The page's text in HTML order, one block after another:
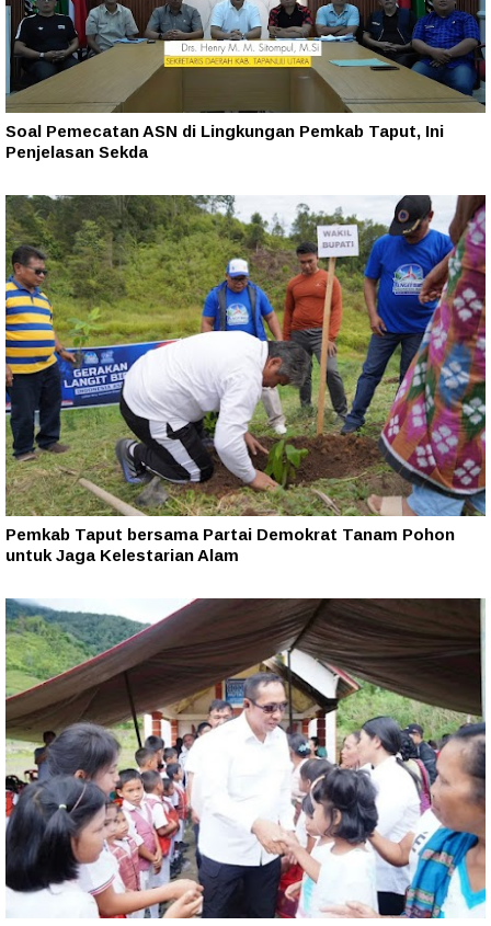
Soal Pemecatan ASN di Lingkungan Pemkab Taput, Ini
Penjelasan Sekda
Pemkab Taput bersama Partai Demokrat Tanam Pohon
untuk Jaga Kelestarian Alam